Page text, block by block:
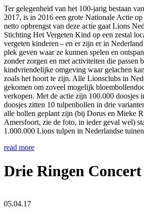
Ter gelegenheid van het 100-jarig bestaan
2017, is in 2016 een grote Nationale Actie
netto opbrengst van deze actie gaat Lions
Stichting Het Vergeten Kind op een zestal
vergeten kinderen – en er zijn er in
plek geven waar ze kunnen spelen en
zonder zorgen en met activiteiten die passen
kindvriendelijke omgeving waar gelachen
zoals het hoort te zijn. Alle Lionsclubs in
gekomen om zoveel mogelijk
verkopen. Met de actie zijn 100.000 doosjes
doosjes zitten 10 tulpenbollen in drie
alle bollen geplant zijn (bij Dorus en Mieke
Amersfoort, zie de foto, in ieder geval wel)
1.000.000 Lions tulpen in Nederlandse
read more
Drie Ringen Concert
05.04.17